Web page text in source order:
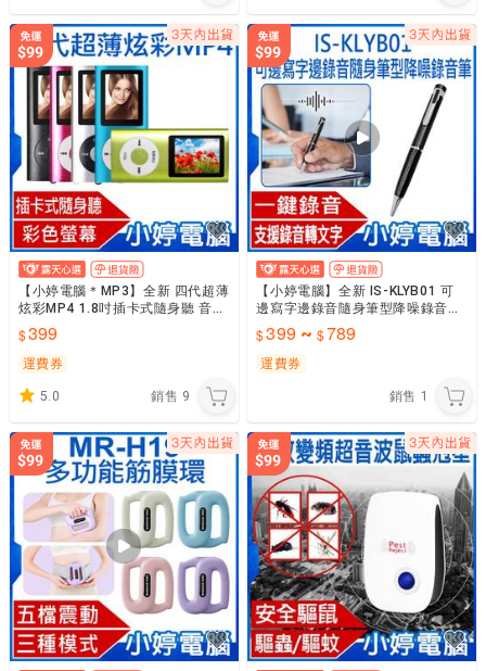
【小婷電腦＊MP3】全新 四代超薄
炫彩MP4 1.8吋插卡式隨身聽 音樂
播放 內建鋰電池 超長時間播放 電
子相簿
399
運費券
5.0 銷售 9
【小婷電腦】全新 IS-KLYB01 可
邊寫字邊錄音隨身筆型降噪錄音筆
支援Ai語音轉文字 一鍵錄音 耳機
線控操作
399~ 789
運費券
銷售 1